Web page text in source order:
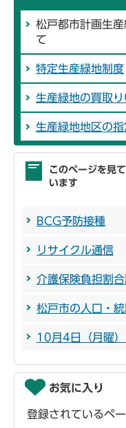
松戸都市計画生
て
特定生産緑地制度
生産緑地の買取り
生産緑地地区の指
このページを見
います
BCG予防接種
リサイクル通信
介護保険負担割
松戸市の人口・
10月4日（月曜
お気に入り
登録されているペ